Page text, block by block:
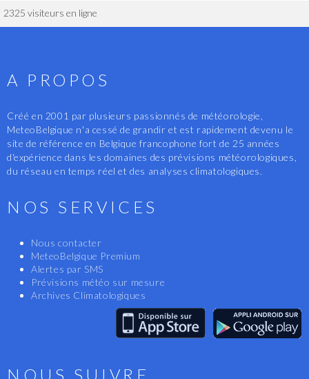
2325 visiteurs en ligne
A PROPOS
Créé en 2001 par plusieurs passionnés de météorologie,
MeteoBelgique n'a cessé de grandir et est rapidement devenu le
site de référence en Belgique francophone fort de 25 années
d'expérience dans les domaines des prévisions météorologiques,
du réseau en temps réel et des analyses climatologiques.
NOS SERVICES
Nous contacter
MeteoBelgique Premium
Alertes par SMS
Prévisions météo sur mesure
Archives Climatologiques
NOUS SUIVRE